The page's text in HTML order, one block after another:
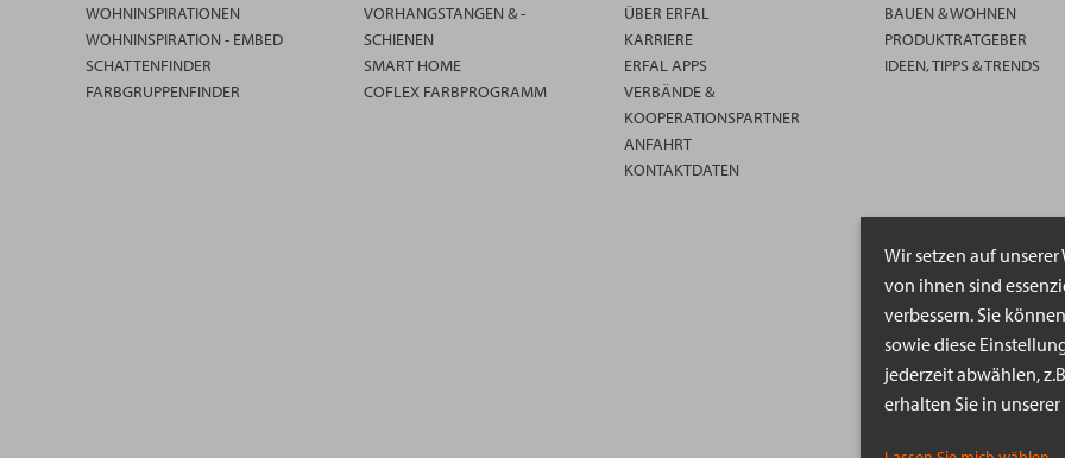
Wir setzen auf
von ihnen sind
verbessern. Sie
sowie diese
jederzeit abwählen,
erhalten Sie in
WOHNINSPIRATIONEN
WOHNINSPIRATION - EMBED
SCHATTENFINDER
FARBGRUPPENFINDER
VORHANGSTANGEN & -
SCHIENEN
SMART HOME
COFLEX FARBPROGRAMM
ÜBER ERFAL
KARRIERE
ERFAL APPS
VERBÄNDE &
KOOPERATIONSPARTNER
ANFAHRT
KONTAKTDATEN
BAUEN & WOHNEN
PRODUKTRATGEBER
IDEEN, TIPPS & TRENDS